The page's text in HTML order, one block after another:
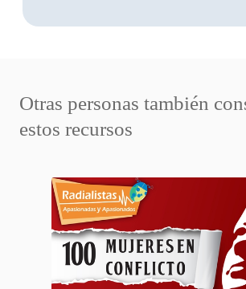
Otras personas también
estos recursos